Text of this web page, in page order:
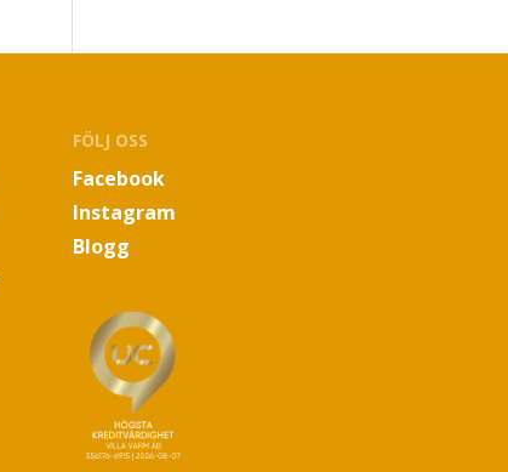
FÖLJ OSS
Facebook
Instagram
Blogg